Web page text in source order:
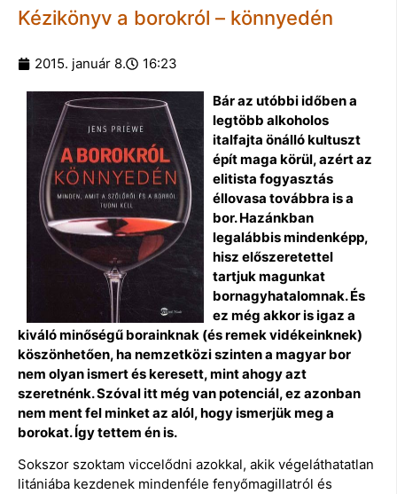
Kézikönyv a borokról – könnyedén
2015. január 8. 16:23
Bár az utóbbi időben a
legtöbb alkoholos
italfajta önálló kultuszt
épít maga körül, azért az
elitista fogyasztás
éllovasa továbbra is a
bor. Hazánkban
legalábbis mindenképp,
hisz előszeretettel
tartjuk magunkat
bornagyhatalomnak. És
ez még akkor is igaz a
kiváló minőségű borainknak (és remek vidékeinknek)
köszönhetően, ha nemzetközi szinten a magyar bor
nem olyan ismert és keresett, mint ahogy azt
szeretnénk. Szóval itt még van potenciál, ez azonban
nem ment fel minket az alól, hogy ismerjük meg a
borokat. Így tettem én is.
Sokszor szoktam viccelődni azokkal, akik végeláthatatlan
litániába kezdenek mindenféle fenyőmagillatról és